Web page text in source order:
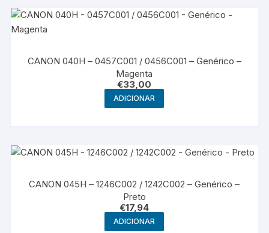
CANON 040H – 0457C001 / 0456C001 – Genérico –
Magenta
€33,00
ADICIONAR
CANON 045H – 1246C002 / 1242C002 – Genérico –
Preto
€17,94
ADICIONAR